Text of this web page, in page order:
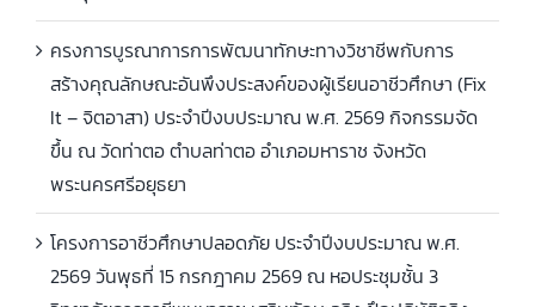
ครงการบูรณาการการพัฒนาทักษะทางวิชาชีพกับการ
สร้างคุณลักษณะอันพึงประสงค์ของผู้เรียนอาชีวศึกษา (Fix
It – จิตอาสา) ประจำปีงบประมาณ พ.ศ. 2569 กิจกรรมจัด
ขึ้น ณ วัดท่าตอ ตำบลท่าตอ อำเภอมหาราช จังหวัด
พระนครศรีอยุธยา
โครงการอาชีวศึกษาปลอดภัย ประจำปีงบประมาณ พ.ศ.
2569 วันพุธที่ 15 กรกฎาคม 2569 ณ หอประชุมชั้น 3